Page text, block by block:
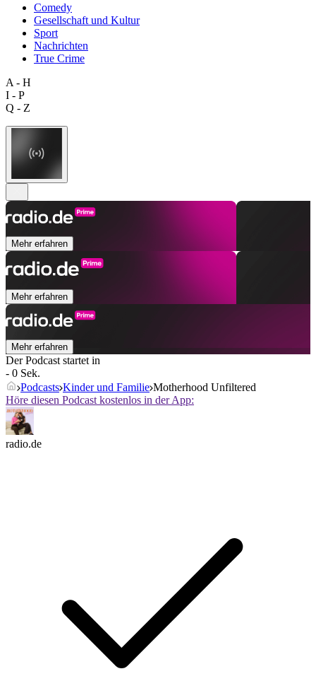
Comedy
Gesellschaft und Kultur
Sport
Nachrichten
True Crime
A - H
I - P
Q - Z
Mehr erfahren
Mehr erfahren
Mehr erfahren
Der Podcast startet in
- 0 Sek.
Podcasts Kinder und Familie Motherhood Unfiltered
Höre diesen Podcast kostenlos in der App:
radio.de